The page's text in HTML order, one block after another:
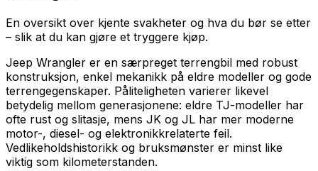
En oversikt over kjente svakheter og hva du bør se etter
– slik at du kan gjøre et tryggere kjøp.
Jeep Wrangler er en særpreget terrengbil med robust
konstruksjon, enkel mekanikk på eldre modeller og gode
terrengegenskaper. Påliteligheten varierer likevel
betydelig mellom generasjonene: eldre TJ-modeller har
ofte rust og slitasje, mens JK og JL har mer moderne
motor-, diesel- og elektronikkrelaterte feil.
Vedlikeholdshistorikk og bruksmønster er minst like
viktig som kilometerstanden.